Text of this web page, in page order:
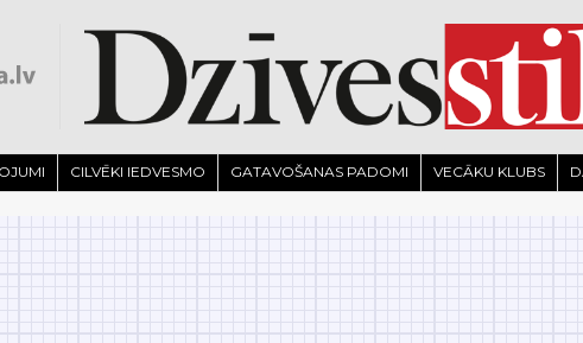
CILVĒKI IEDVESMO GATAVOŠANAS PADOMI VECĀKU KLUBS